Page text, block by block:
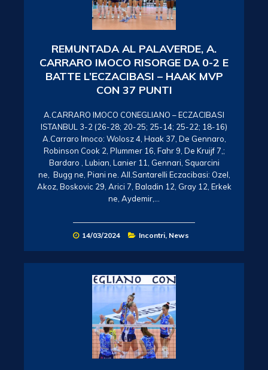
REMUNTADA AL PALAVERDE, A.
CARRARO IMOCO RISORGE DA 0-2 E
BATTE L’ECZACIBASI – HAAK MVP
CON 37 PUNTI
A.CARRARO IMOCO CONEGLIANO – ECZACIBASI
ISTANBUL 3-2 (26-28; 20-25; 25-14; 25-22; 18-16)
A.Carraro Imoco: Wolosz 4, Haak 37, De Gennaro,
Robinson Cook 2, Plummer 16, Fahr 9, De Kruijf 7,;
Bardaro , Lubian, Lanier 11, Gennari, Squarcini
ne, Bugg ne, Piani ne. All.Santarelli Eczacibasi: Ozel,
Akoz, Boskovic 29, Arici 7, Baladin 12, Gray 12, Erkek
ne, Aydemir,…
14/03/2024 Incontri, News